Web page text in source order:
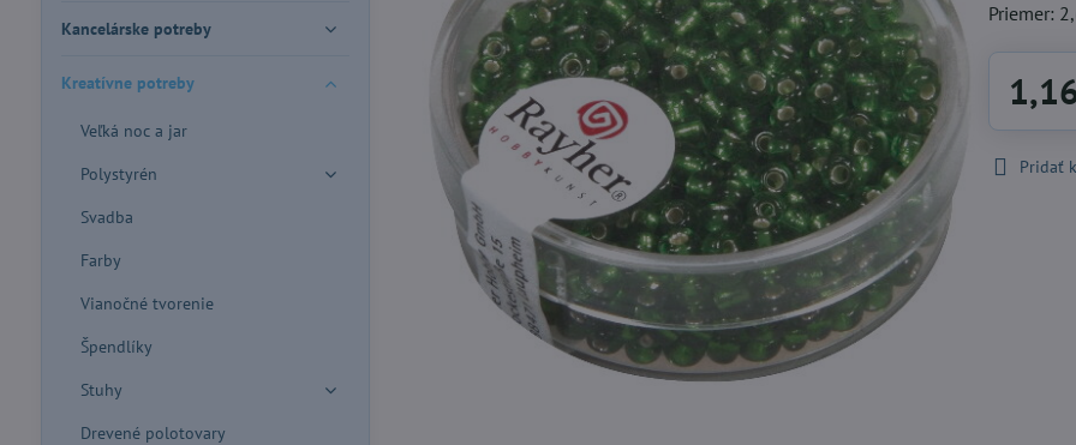
Priemer:
Pridať
Kancelárske potreby
Kreatívne potreby
Veľká noc a jar
Polystyrén
Svadba
Farby
Vianočné tvorenie
Špendlíky
Stuhy
Drevené polotovary